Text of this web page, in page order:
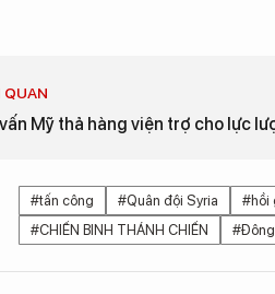
QUAN
Mỹ thả hàng viện trợ cho lực
#tấn công #Quân đội Syria #hồi
#CHIẾN BINH THÁNH CHIẾN